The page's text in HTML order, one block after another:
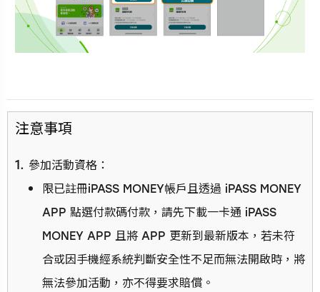
注意事項
參加活動資格：
限已註冊iPASS MONEY帳戶且透過 iPASS MONEY
APP 點選付款碼付款，請先下載一卡通 iPASS
MONEY APP 且將 APP 更新到最新版本，若未符
合或因手機經系統判斷安全性不足而無法開啟時，將
無法參加活動，亦不得要求賠償。